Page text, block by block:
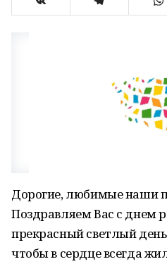
Дорогие, любимые наши
Поздравляем Вас с днем
прекрасный светлый
чтобы в сердце всегда